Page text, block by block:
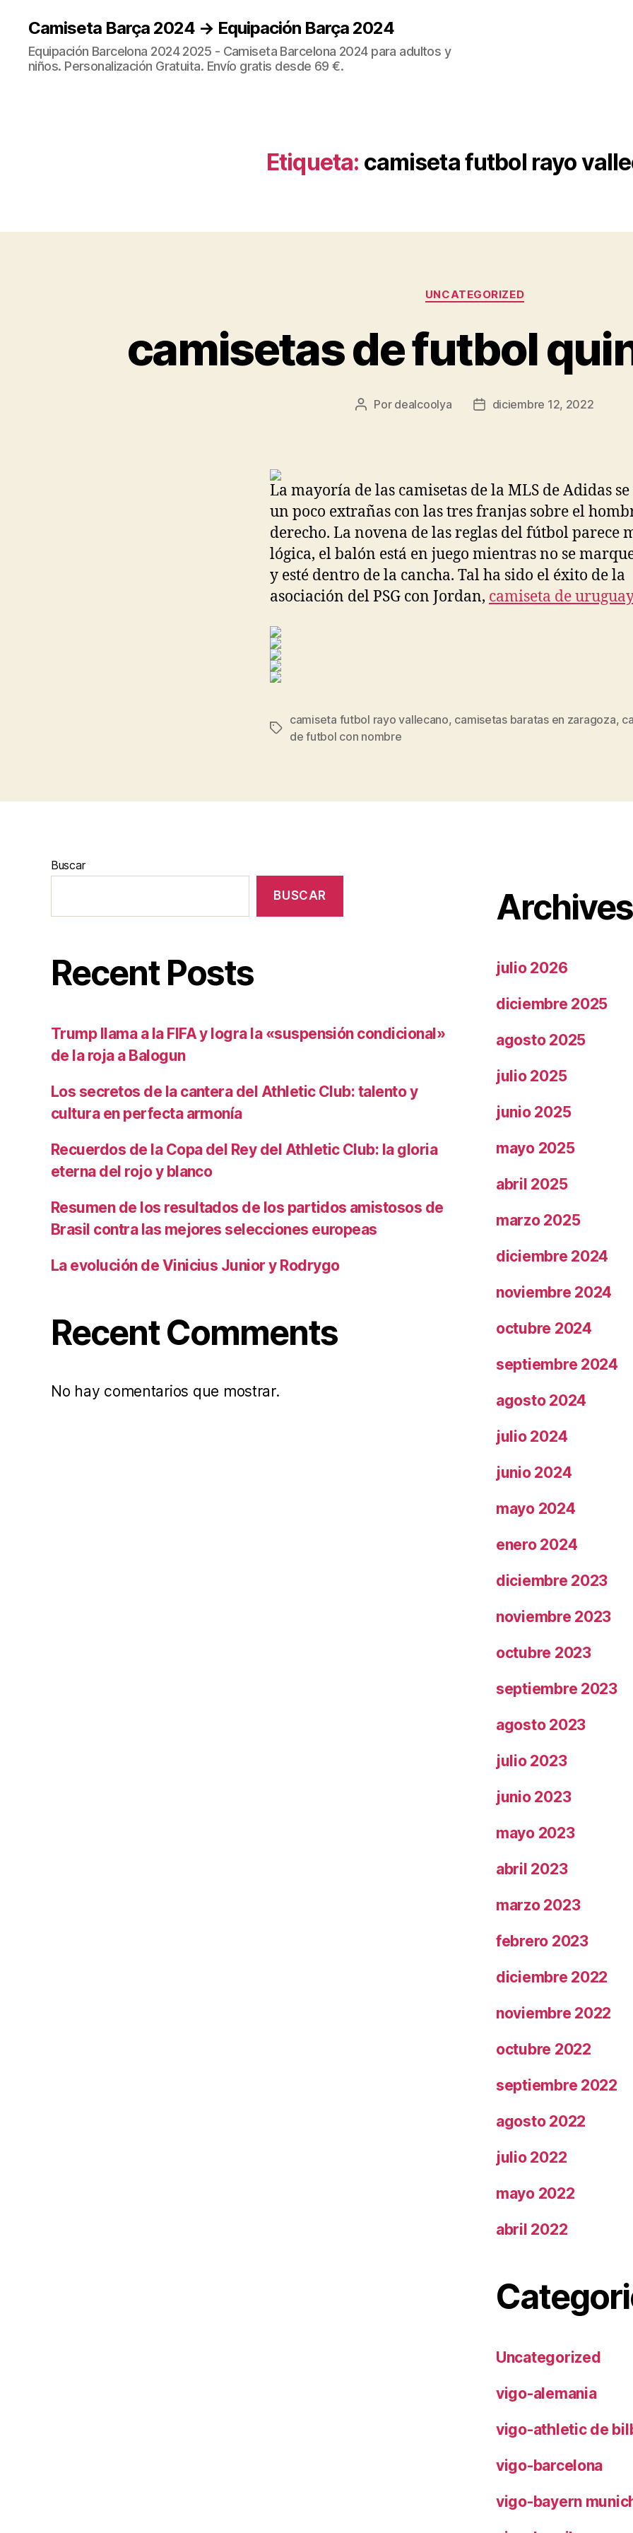
Camiseta Barça 2024 → Equipación Barça 2024
Equipación Barcelona 2024 2025 - Camiseta Barcelona 2024 para adultos y
niños. Personalización Gratuita. Envío gratis desde 69 €.
Etiqueta: camiseta futbol rayo
Categorías
UNCATEGORIZED
camisetas de futbol
Autor
Por dealcoolya
Fechadiciembre 12, 2022
La mayoría de las camisetas de la MLS de Adidas
un poco extrañas con las tres franjas sobre el
derecho. La novena de las reglas del fútbol parece
lógica, el balón está en juego mientras no se
y esté dentro de la cancha. Tal ha sido el éxito de la
asociación del PSG con Jordan, camiseta de
Etiquetas
camiseta futbol rayo vallecano, camisetas baratas en zaragoza,
de futbol con nombre
Buscar
BUSCAR
Recent Posts
Trump llama a la FIFA y logra la «suspensión condicional»
de la roja a Balogun
Los secretos de la cantera del Athletic Club: talento y
cultura en perfecta armonía
Recuerdos de la Copa del Rey del Athletic Club: la gloria
eterna del rojo y blanco
Resumen de los resultados de los partidos amistosos de
Brasil contra las mejores selecciones europeas
La evolución de Vinicius Junior y Rodrygo
Recent Comments
No hay comentarios que mostrar.
Archives
julio 2026
diciembre 2025
agosto 2025
julio 2025
junio 2025
mayo 2025
abril 2025
marzo 2025
diciembre 2024
noviembre 2024
octubre 2024
septiembre 2024
agosto 2024
julio 2024
junio 2024
mayo 2024
enero 2024
diciembre 2023
noviembre 2023
octubre 2023
septiembre 2023
agosto 2023
julio 2023
junio 2023
mayo 2023
abril 2023
marzo 2023
febrero 2023
diciembre 2022
noviembre 2022
octubre 2022
septiembre 2022
agosto 2022
julio 2022
mayo 2022
abril 2022
Uncategorized
vigo-alemania
vigo-athletic de
vigo-barcelona
vigo-bayern